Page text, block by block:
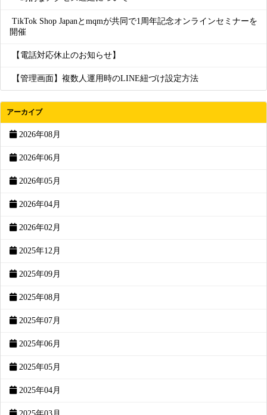
TikTok Shop Japanとmqmが共同で1周年記念オンラインセミナーを
開催
【電話対応休止のお知らせ】
【管理画面】複数人運用時のLINE紐づけ設定方法
アーカイブ
2026年08月
2026年06月
2026年05月
2026年04月
2026年02月
2025年12月
2025年09月
2025年08月
2025年07月
2025年06月
2025年05月
2025年04月